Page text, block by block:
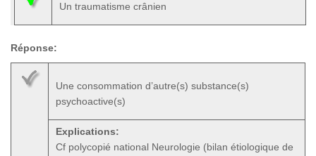
Un traumatisme crânien
Réponse:
Une consommation d’autre(s) substance(s)
psychoactive(s)
Explications:
Cf polycopié national Neurologie (bilan étiologique de